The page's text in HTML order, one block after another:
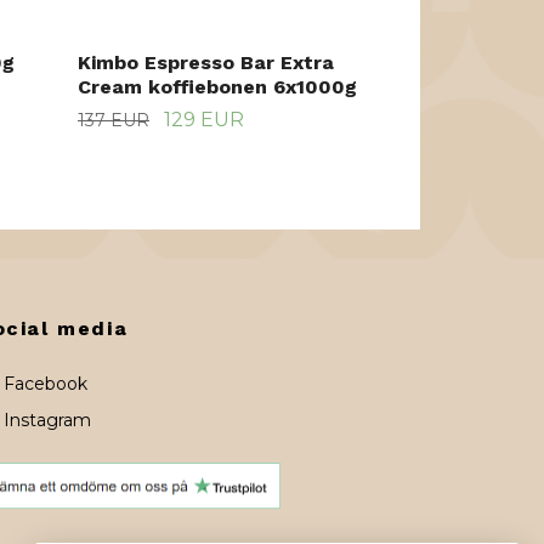
Kimbo Espresso Bar Extra
Cream koffiebonen 6x1000g
137 EUR 129 EUR
media
Facebook
Instagram